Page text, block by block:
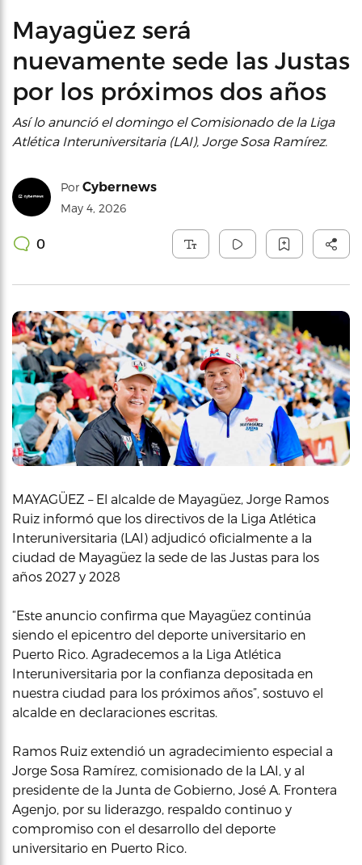
Mayagüez será
nuevamente sede las Justas
por los próximos dos años
Así lo anunció el domingo el Comisionado de la Liga
Atlética Interuniversitaria (LAI), Jorge Sosa Ramírez.
Por Cybernews
May 4, 2026
0
MAYAGÜEZ – El alcalde de Mayagüez, Jorge Ramos
Ruiz informó que los directivos de la Liga Atlética
Interuniversitaria (LAI) adjudicó oficialmente a la
ciudad de Mayagüez la sede de las Justas para los
años 2027 y 2028
“Este anuncio confirma que Mayagüez continúa
siendo el epicentro del deporte universitario en
Puerto Rico. Agradecemos a la Liga Atlética
Interuniversitaria por la confianza depositada en
nuestra ciudad para los próximos años”, sostuvo el
alcalde en declaraciones escritas.
Ramos Ruiz extendió un agradecimiento especial a
Jorge Sosa Ramírez, comisionado de la LAI, y al
presidente de la Junta de Gobierno, José A. Frontera
Agenjo, por su liderazgo, respaldo continuo y
compromiso con el desarrollo del deporte
universitario en Puerto Rico.